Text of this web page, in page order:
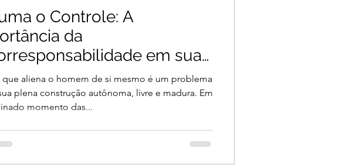
o Controle: A
da
em sua
que aliena o homem de si mesmo é um problema
plena construção autônoma, livre e madura. Em
momento das...